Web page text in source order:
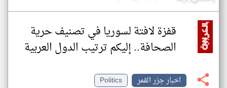
قفزة لافتة لسوريا في تصنيف حرية
الصحافة.. إليكم ترتيب الدول العربية
اخبار جزر القمر
Politics